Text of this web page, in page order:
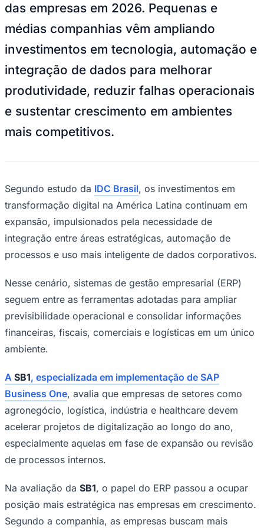
NBA
NFL
Fórmula 1
UFC
Tênis (ATP)
MLB
NHL
Atletismo
Vôlei
Brasileirão Série A
Paulistão
Sul-Americana
Copa América
Champions League
Premier League
La Liga
Bundesliga
Mundial 2026
Times - Ir direto
das empresas em 2026. Pequenas e
médias companhias vêm ampliando
investimentos em tecnologia, automação e
integração de dados para melhorar
produtividade, reduzir falhas operacionais
e sustentar crescimento em ambientes
mais competitivos.
Segundo estudo da IDC Brasil, os investimentos em
transformação digital na América Latina continuam em
expansão, impulsionados pela necessidade de
integração entre áreas estratégicas, automação de
processos e uso mais inteligente de dados corporativos.
Nesse cenário, sistemas de gestão empresarial (ERP)
seguem entre as ferramentas adotadas para ampliar
previsibilidade operacional e consolidar informações
financeiras, fiscais, comerciais e logísticas em um único
ambiente.
A SB1, especializada em implementação de SAP
Business One, avalia que empresas de setores como
agronegócio, logística, indústria e healthcare devem
acelerar projetos de digitalização ao longo do ano,
especialmente aquelas em fase de expansão ou revisão
de processos internos.
Na avaliação da SB1, o papel do ERP passou a ocupar
posição mais estratégica nas empresas em crescimento.
Segundo a companhia, as empresas buscam mais